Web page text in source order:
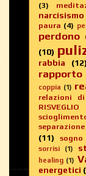
(3)
narcisismo
paura (4)
perdono
(10)
rabbia (12)
coppia (1)
relazioni
RISVEGLIO
separazione
(11)
sogno
sorrisi (1)
healing (1)
energetici